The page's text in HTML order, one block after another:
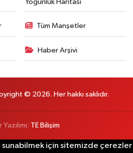
Yoğunluk Haritası
Tüm Manşetler
Haber Arşivi
© 2026. Her hakkı saklıdır.
TE Bilişim
sunabilmek için sitemizde çerezler